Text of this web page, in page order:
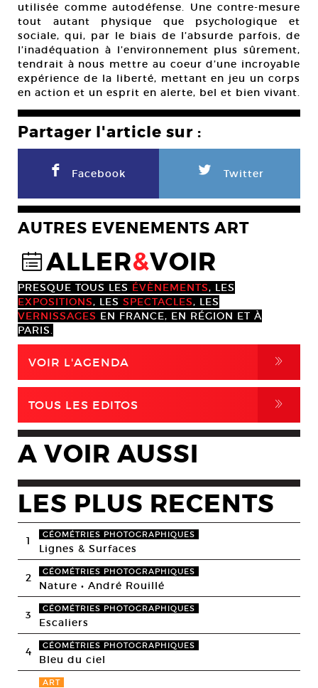
utilisée comme autodéfense. Une contre-mesure
tout autant physique que psychologique et
sociale, qui, par le biais de l’absurde parfois, de
l’inadéquation à l’environnement plus sûrement,
tendrait à nous mettre au coeur d’une incroyable
expérience de la liberté, mettant en jeu un corps
en action et un esprit en alerte, bel et bien vivant.
Partager l'article sur :
F Facebook L Twitter
AUTRES EVENEMENTS ART
@ALLER&VOIR
PRESQUE TOUS LES ÉVÈNEMENTS, LES
EXPOSITIONS, LES SPECTACLES, LES
VERNISSAGES EN FRANCE, EN RÉGION ET À
PARIS.
VOIR L'AGENDA ,
TOUS LES EDITOS ,
A VOIR AUSSI
LES PLUS RECENTS
1 GÉOMÉTRIES PHOTOGRAPHIQUES
Lignes & Surfaces
2 GÉOMÉTRIES PHOTOGRAPHIQUES
Nature • André Rouillé
3 GÉOMÉTRIES PHOTOGRAPHIQUES
Escaliers
4 GÉOMÉTRIES PHOTOGRAPHIQUES
Bleu du ciel
ART